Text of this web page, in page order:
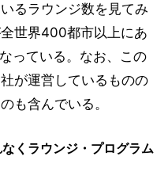
るラウンジ数を見てみ
世界400都市以上にあ
っている。なお、この
が運営しているものの
も含んでいる。
くラウンジ・プログラム